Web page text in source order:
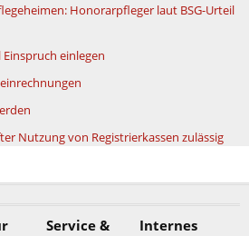
Honorarpfleger laut BSG-Urteil
einlegen
Nutzung von Registrierkassen zulässig
Service &
Internes